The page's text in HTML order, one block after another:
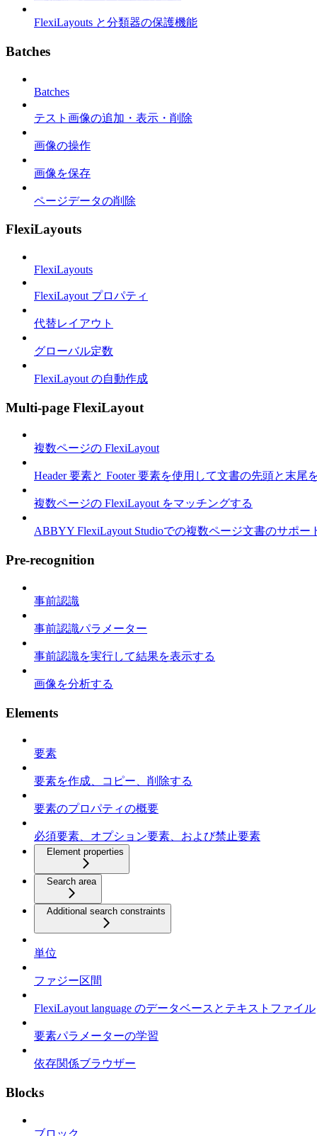
FlexiLayouts と分類器の保護機能
Batches
Batches
テスト画像の追加・表示・削除
画像の操作
画像を保存
ページデータの削除
FlexiLayouts
FlexiLayouts
FlexiLayout プロパティ
代替レイアウト
グローバル定数
FlexiLayout の自動作成
Multi-page FlexiLayout
複数ページの FlexiLayout
Header 要素と Footer 要素を使用して文書の先頭と末尾
複数ページの FlexiLayout をマッチングする
ABBYY FlexiLayout Studioでの複数ページ文書のサポー
Pre-recognition
事前認識
事前認識パラメーター
事前認識を実行して結果を表示する
画像を分析する
Elements
要素
要素を作成、コピー、削除する
要素のプロパティの概要
必須要素、オプション要素、および禁止要素
Element properties
Search area
Additional search constraints
単位
ファジー区間
FlexiLayout language のデータベースとテキストファイル
要素パラメーターの学習
依存関係ブラウザー
Blocks
ブロック